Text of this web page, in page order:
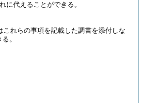
に代えることができる。
これらの事項を記載した調書を添付しな
。